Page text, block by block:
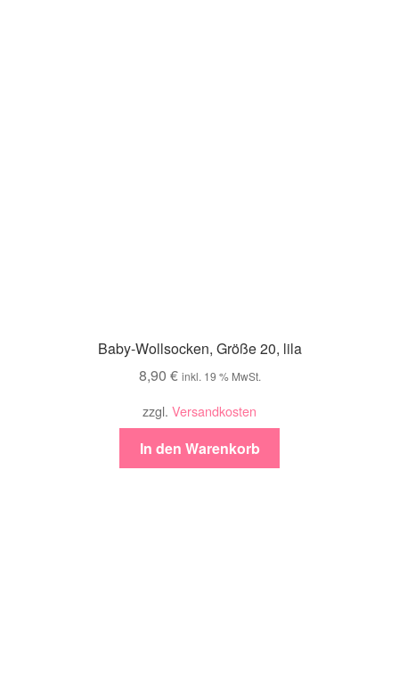
Baby-Wollsocken, Größe 20, lila
8,90 € inkl. 19 % MwSt.
zzgl. Versandkosten
In den Warenkorb